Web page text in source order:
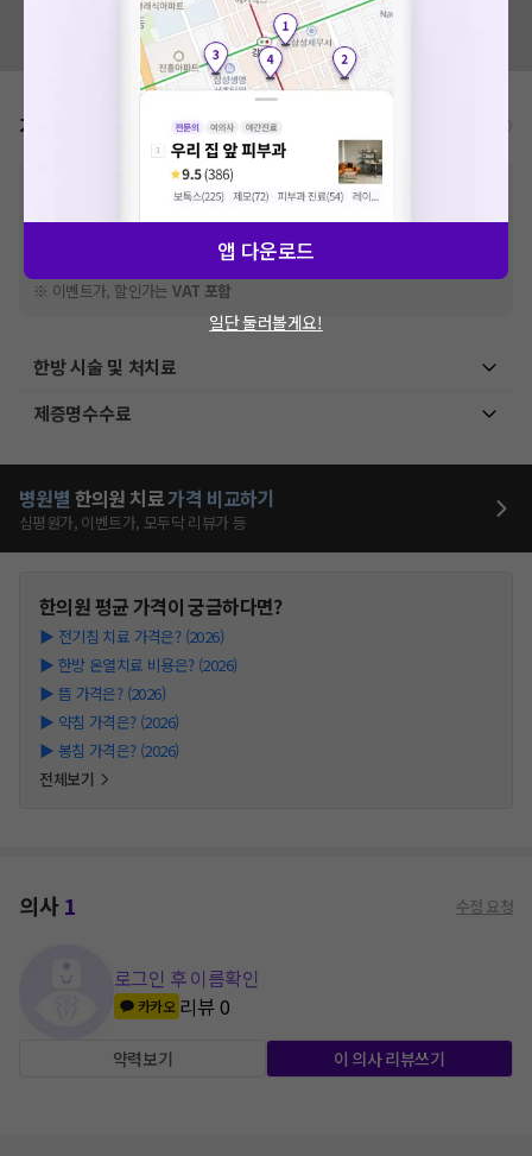
혹시 잘못된 병원정보가 있나요?
모두닥 팀에 알려주세요!
가격표
비급여 항목의 경우,추가비용 등으로 실제 가격과 상이할 수 있으니, 정확
한 가격은 해당 의료기관에 직접 문의해주세요.
※급여 항목의 경우,건강보험심사평가원에 고지되어 있는 급여 진료 기준 가
격입니다. (진료와 연관된 복합적인 비용이 추가되어, 병원마다 금액이 다르게
산정될 수 있는 점 참고 바랍니다.)
※ 이벤트가, 할인가는VAT 포함
한방 시술 및 처치료
제증명수수료
병원별 한의원 치료가격 비교하기
심평원가, 이벤트가, 모두닥 리뷰가 등
한의원평균 가격이 궁금하다면?
▶ 전기침 치료 가격은? (2026)
▶ 한방 온열치료 비용은? (2026)
▶ 뜸 가격은? (2026)
▶ 약침 가격은? (2026)
▶ 봉침 가격은? (2026)
전체보기
의사1 수정 요청
로그인 후 이름확인
카카오 리뷰0
약력보기 이 의사 리뷰쓰기
앱 다운로드
일단 둘러볼게요!